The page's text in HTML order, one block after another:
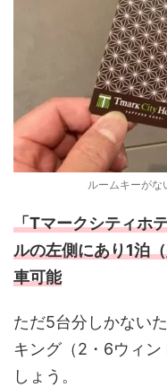
ルームキーがな
「Tマークシティホ
ルの左側にあり1泊
車可能
ただ5台分しかない
キング（2・6ウィ
しょう。